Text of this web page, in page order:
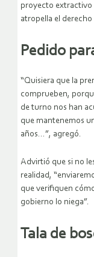
proyecto extractivo
atropella el derecho
Pedido
“Quisiera que la
comprueben,
de turno nos han
que mantenemos
años…”, agregó.
Advirtió que si no
realidad,
que verifiquen
gobierno lo niega”.
Tala de